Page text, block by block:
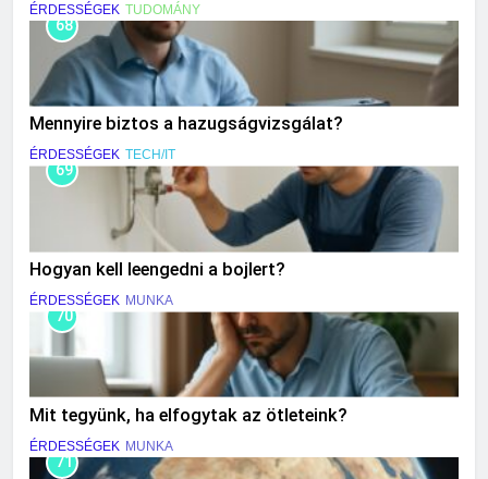
ÉRDESSÉGEK TUDOMÁNY
68
Mennyire biztos a hazugságvizsgálat?
ÉRDESSÉGEK TECH/IT
69
Hogyan kell leengedni a bojlert?
ÉRDESSÉGEK MUNKA
70
Mit tegyünk, ha elfogytak az ötleteink?
ÉRDESSÉGEK MUNKA
71